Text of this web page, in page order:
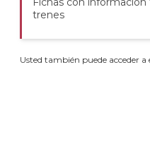
trenes
Usted también puede acceder